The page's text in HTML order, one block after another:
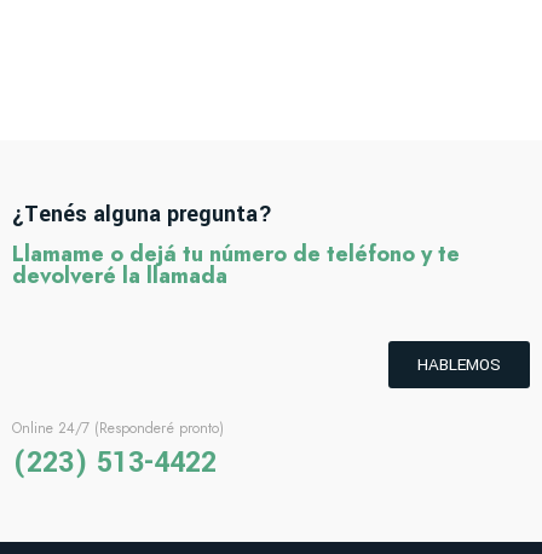
¿Tenés alguna pregunta?
Llamame o dejá tu número de teléfono y te
devolveré la llamada
HABLEMOS
Online 24/7 (Responderé pronto)
(223) 513-4422